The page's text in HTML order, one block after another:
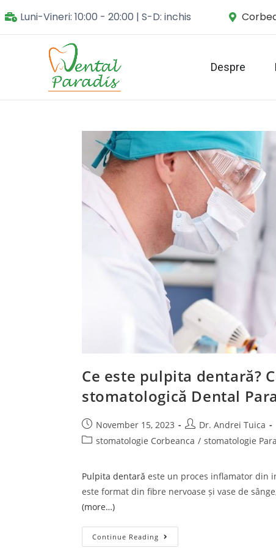
Luni-Vineri: 10:00 - 20:00 | S-D: inchis
Despre
Ce este pulpita dentară?
stomatologică Dental
November 15, 2023
Dr. Andrei Tuica
stomatologie Corbeanca / stomatologie
Pulpita dentară este un proces inflamator din
este format din fibre nervoase și vase de
(more…)
Continue Reading